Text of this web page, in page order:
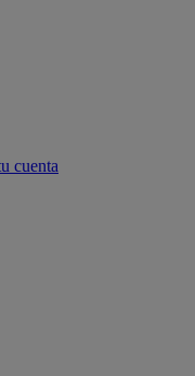
cuenta